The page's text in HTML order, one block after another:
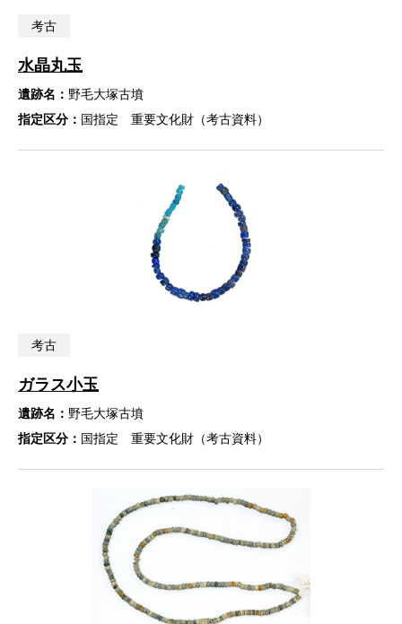
考古
水晶丸玉
遺跡名： 野毛大塚古墳
指定区分： 国指定 重要文化財（考古資料）
考古
ガラス小玉
遺跡名： 野毛大塚古墳
指定区分： 国指定 重要文化財（考古資料）